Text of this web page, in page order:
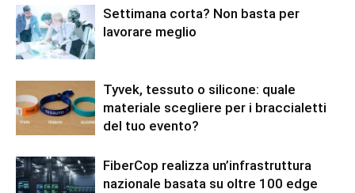
Settimana corta? Non basta per
lavorare meglio
Tyvek, tessuto o silicone: quale
materiale scegliere per i braccialetti
del tuo evento?
FiberCop realizza un’infrastruttura
nazionale basata su oltre 100 edge